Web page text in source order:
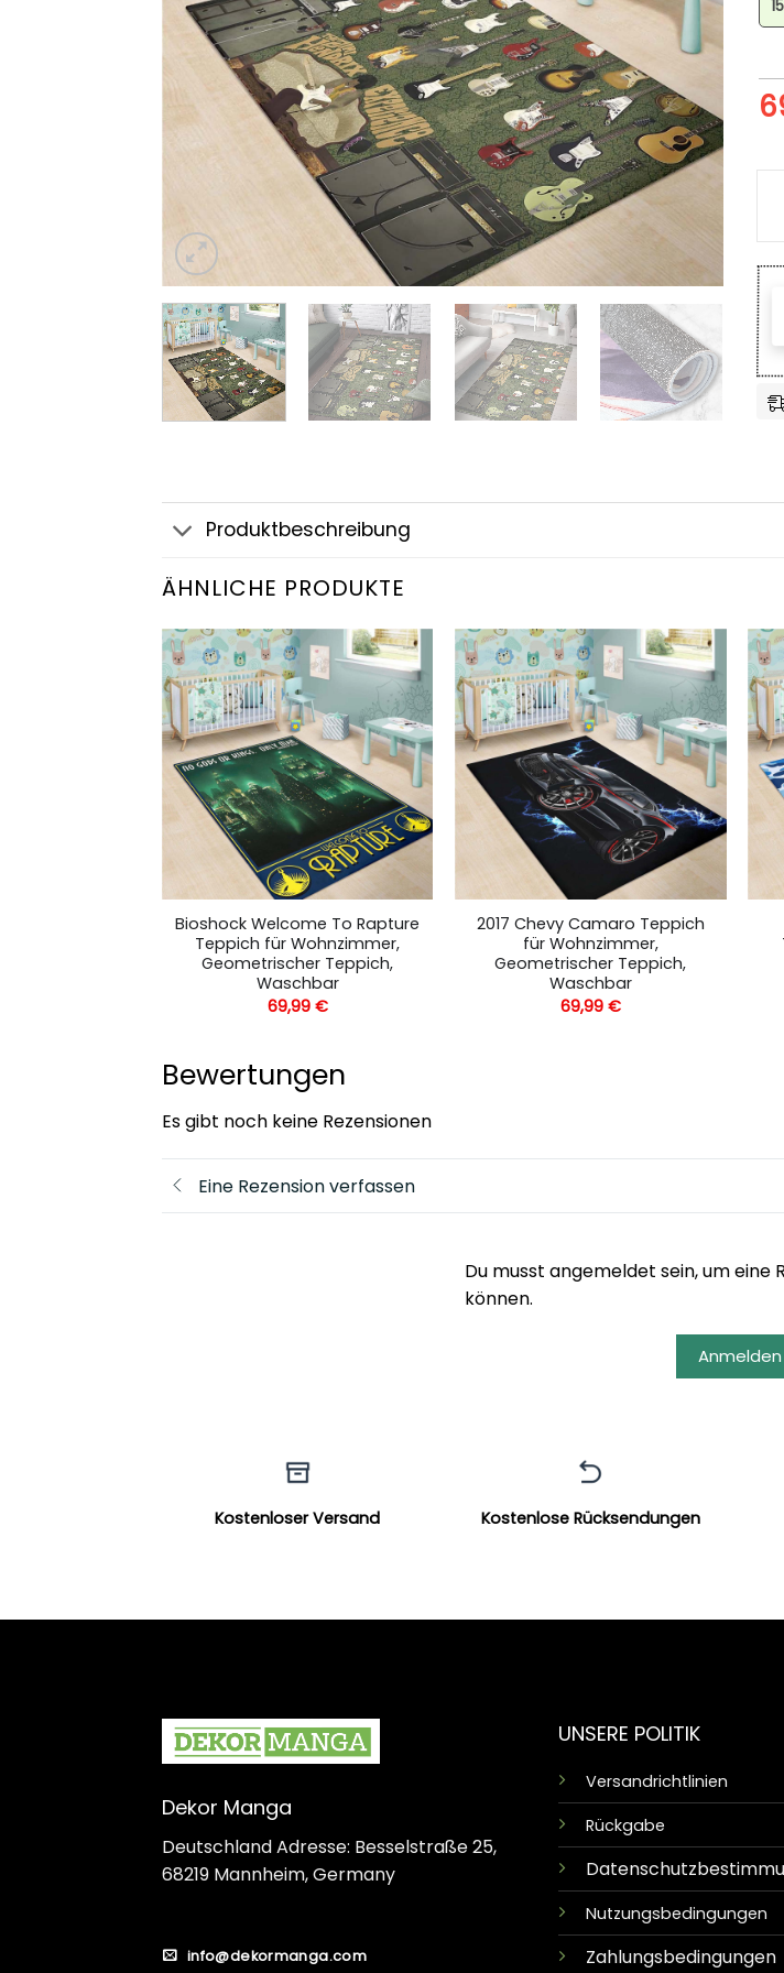
Produktbeschreibung
ÄHNLICHE PRODUKTE
Bioshock Welcome To Rapture
Teppich für Wohnzimmer,
Geometrischer Teppich,
Waschbar
69,99 €
2017 Chevy Camaro Teppich
für Wohnzimmer,
Geometrischer Teppich,
Waschbar
69,99 €
Bewertungen
Es gibt noch keine Rezensionen
Eine Rezension verfassen
Du musst angemeldet sein, um eine
können.
Anmelden
Kostenloser Versand Kostenlose Rücksendungen
Dekor Manga
Deutschland Adresse: Besselstraße 25,
68219 Mannheim, Germany
info@dekormanga.com
UNSERE POLITIK
Versandrichtlinien
Rückgabe
Nutzungsbedingungen
Zahlungsbedingungen